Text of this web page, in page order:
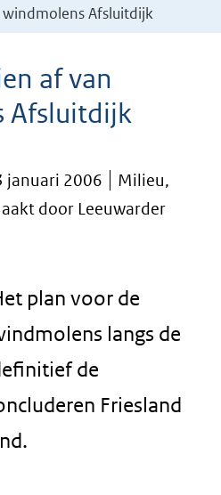
windmolens Afsluitdijk
af van
Afsluitdijk
januari 2006
Milieu,
door Leeuwarder
plan voor de
langs de
de
Friesland